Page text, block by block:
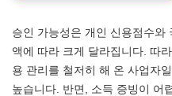
승인 가능성은 개인 신용점수와
액에 따라 크게 달라집니다. 따
용 관리를 철저히 해 온 사업자
높습니다. 반면, 소득 증빙이 어